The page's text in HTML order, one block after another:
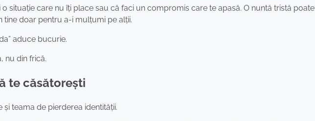
situație care nu îți place sau că faci un compromis care te apasă. O nuntă tristă poate
tine doar pentru a-i mulțumi pe alții.
aduce bucurie.
nu din frică.
te căsătorești
teama de pierderea identității.